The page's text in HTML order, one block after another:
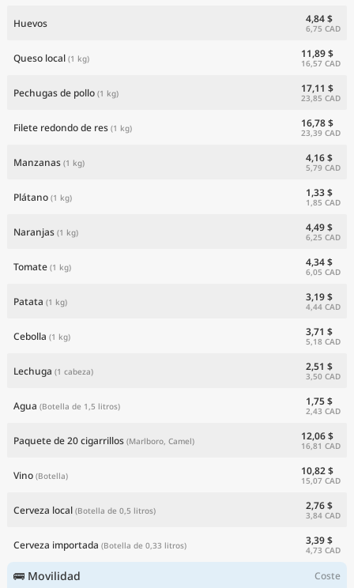
Huevos 4,84 $
6,75 CAD
Queso local (1 kg) 11,89 $
16,57 CAD
Pechugas de pollo (1 kg) 17,11 $
23,85 CAD
Filete redondo de res (1 kg) 16,78 $
23,39 CAD
Manzanas (1 kg) 4,16 $
5,79 CAD
Plátano (1 kg) 1,33 $
1,85 CAD
Naranjas (1 kg) 4,49 $
6,25 CAD
Tomate (1 kg) 4,34 $
6,05 CAD
Patata (1 kg) 3,19 $
4,44 CAD
Cebolla (1 kg) 3,71 $
5,18 CAD
Lechuga (1 cabeza) 2,51 $
3,50 CAD
Agua (Botella de 1,5 litros) 1,75 $
2,43 CAD
Paquete de 20 cigarrillos (Marlboro, Camel) 12,06 $
16,81 CAD
Vino (Botella) 10,82 $
15,07 CAD
Cerveza local (Botella de 0,5 litros) 2,76 $
3,84 CAD
Cerveza importada (Botella de 0,33 litros) 3,39 $
4,73 CAD
🚌 Movilidad Coste